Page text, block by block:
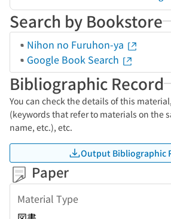
Search by Bookstore
Nihon no Furuhon-ya
Google Book Search
Bibliographic Record
You can check the details of this
(keywords that refer to materials on the
name, etc.), etc.
Output Bibliographic
Paper
Material Type